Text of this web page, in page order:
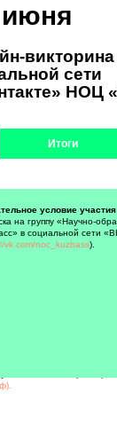
Итоги
викторина
сети
НОЦ
июня
недели организатор
с заданием по
произведений,
литературных сюжетов.
условие
на группу «Научно-
в социальной сети
vk.com/noc_kuzbass).